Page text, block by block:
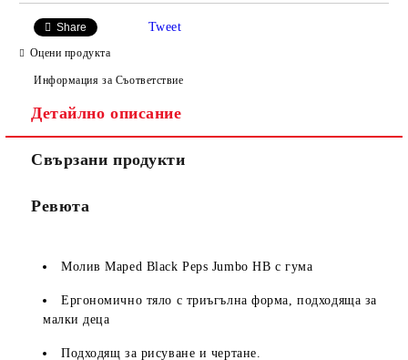
Share Tweet
Оцени продукта
Информация за Съответствие
Детайлно описание
Свързани продукти
Ревюта
Молив Maped Black Peps Jumbo HB с гума
Ергономично тяло с триъгълна форма, подходяща за
малки деца
Подходящ за рисуване и чертане.